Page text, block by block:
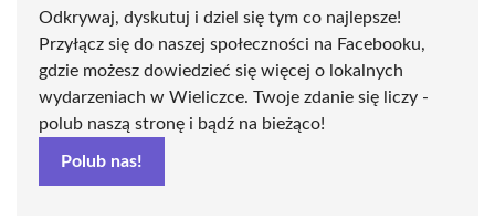
Odkrywaj, dyskutuj i dziel się tym co najlepsze!
Przyłącz się do naszej społeczności na Facebooku,
gdzie możesz dowiedzieć się więcej o lokalnych
wydarzeniach w Wieliczce. Twoje zdanie się liczy -
polub naszą stronę i bądź na bieżąco!
Polub nas!